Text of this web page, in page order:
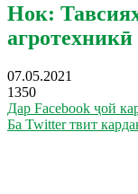
Нок:
07.05.2021
1350
Дар Facebook ҷой
Ба Twitter твит